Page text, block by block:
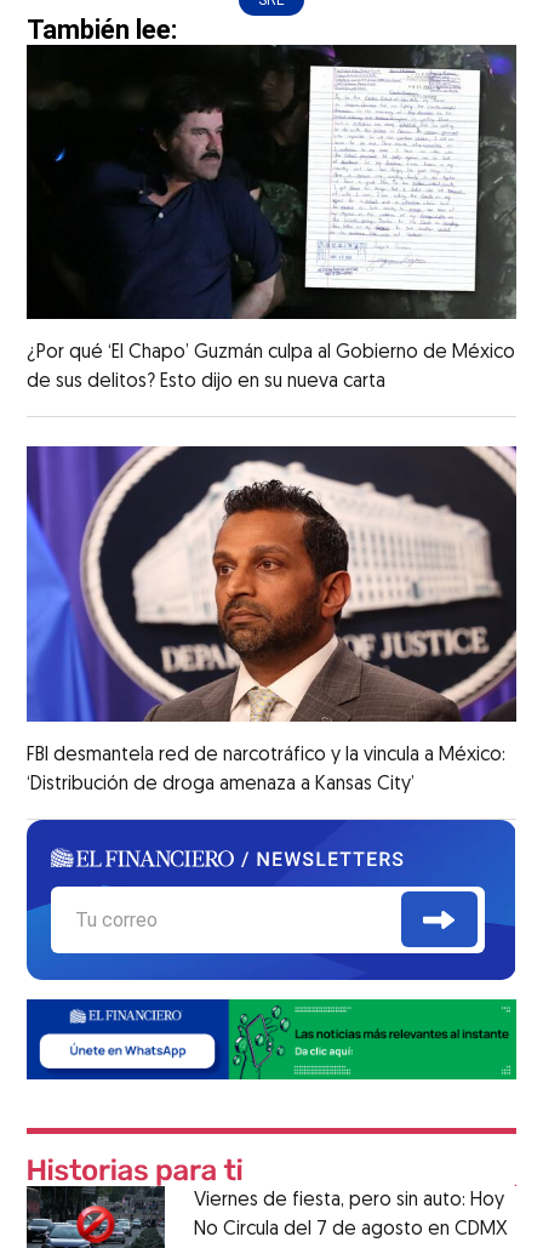
También lee:
¿Por qué ‘El Chapo’ Guzmán culpa al Gobierno de México
de sus delitos? Esto dijo en su nueva carta
FBI desmantela red de narcotráfico y la vincula a México:
‘Distribución de droga amenaza a Kansas City’
Viernes de fiesta, pero sin auto: Hoy
No Circula del 7 de agosto en CDMX